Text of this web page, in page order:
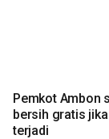
Pemkot Ambon
bersih gratis
terjadi